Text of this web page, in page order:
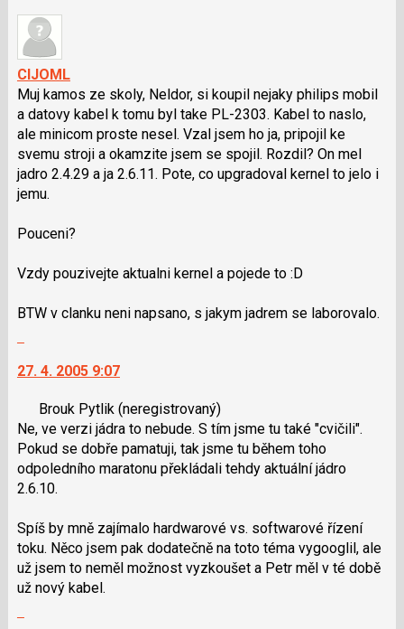
CIJOML
Muj kamos ze skoly, Neldor, si koupil nejaky philips mobil
a datovy kabel k tomu byl take PL-2303. Kabel to naslo,
ale minicom proste nesel. Vzal jsem ho ja, pripojil ke
svemu stroji a okamzite jsem se spojil. Rozdil? On mel
jadro 2.4.29 a ja 2.6.11. Pote, co upgradoval kernel to jelo i
jemu.
Pouceni?
Vzdy pouzivejte aktualni kernel a pojede to :D
BTW v clanku neni napsano, s jakym jadrem se laborovalo.
další
názor.
K
navigaci
lze
použít
klávesy
N
pro
následující
27. 4. 2005 9:07
Brouk Pytlik (neregistrovaný)
Ne, ve verzi jádra to nebude. S tím jsme tu také "cvičili".
Pokud se dobře pamatuji, tak jsme tu během toho
odpoledního maratonu překládali tehdy aktuální jádro
2.6.10.
Spíš by mně zajímalo hardwarové vs. softwarové řízení
toku. Něco jsem pak dodatečně na toto téma vygooglil, ale
už jsem to neměl možnost vyzkoušet a Petr měl v té době
už nový kabel.